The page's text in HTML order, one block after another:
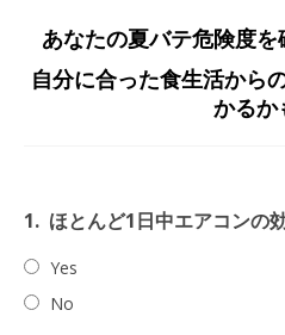
あなたの夏バテ危険度
自分に合った食生活から
かるか
1. ほとんど1日中エアコンの
Yes
No